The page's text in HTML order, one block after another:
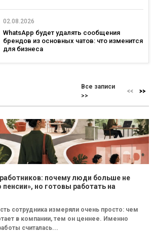
02.08.2026
WhatsApp будет удалять сообщения
брендов из основных чатов: что изменится
для бизнеса
Все записи
>>
почему люди больше не
пенсии», но готовы работать на
сотрудника измеряли очень просто: чем
в компании, тем он ценнее. Именно
считалась...